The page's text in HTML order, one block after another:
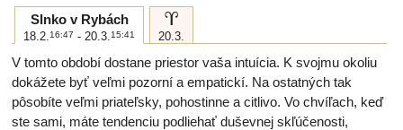
Slnko v Rybách
18.2.16:47 - 20.3.15:41
a
20.3.
V tomto období dostane priestor vaša intuícia. K svojmu okoliu
dokážete byť veľmi pozorní a empatickí. Na ostatných tak
pôsobíte veľmi priateľsky, pohostinne a citlivo. Vo chvíľach, keď
ste sami, máte tendenciu podliehať duševnej skľúčenosti,